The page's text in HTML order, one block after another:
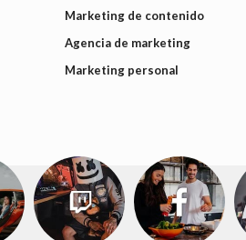
Marketing de contenido
Agencia de marketing
Marketing personal